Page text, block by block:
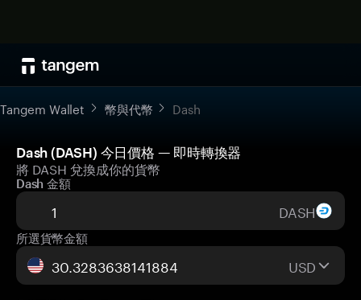
Tangem Wallet 幣與代幣 Dash
Dash (DASH) 今日價格 — 即時轉換器
將 DASH 兌換成你的貨幣
Dash 金額
DASH
所選貨幣金額
USD